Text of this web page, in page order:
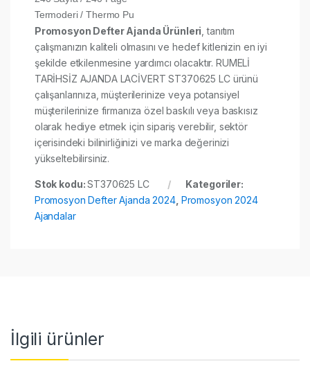
Termoderi / Thermo Pu
Promosyon Defter Ajanda Ürünleri , tanıtım
çalışmanızın kaliteli olmasını ve hedef kitlenizin en iyi
şekilde etkilenmesine yardımcı olacaktır. RUMELİ
TARİHSİZ AJANDA LACİVERT ST370625 LC ürünü
çalışanlarınıza, müşterilerinize veya potansiyel
müşterilerinize firmanıza özel baskılı veya baskısız
olarak hediye etmek için sipariş verebilir, sektör
içerisindeki bilinirliğinizi ve marka değerinizi
yükseltebilirsiniz.
Stok kodu:ST370625 LC
Kategoriler:
Promosyon Defter Ajanda 2024, Promosyon 2024
Ajandalar
İlgili ürünler